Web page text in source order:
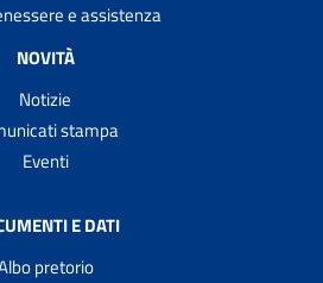
e assistenza
NOVITÀ
Notizie
stampa
Eventi
E DATI
pretorio